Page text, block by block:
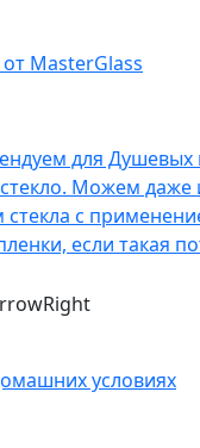
MasterGlass
для Душевых
Можем даже
стекла с
если такая
условиях